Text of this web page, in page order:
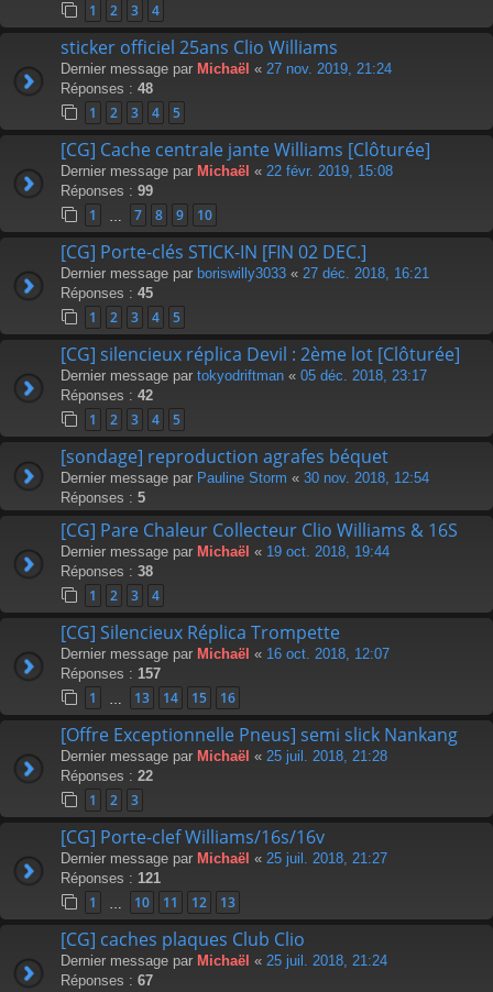
1 2 3 4
sticker officiel 25ans Clio Williams
Dernier message par Michaël « 27 nov. 2019, 21:24
Réponses : 48
1 2 3 4 5
[CG] Cache centrale jante Williams [Clôturée]
Dernier message par Michaël « 22 févr. 2019, 15:08
Réponses : 99
1 7 8 9 10
[CG] Porte-clés STICK-IN [FIN 02 DEC.]
Dernier message par boriswilly3033 « 27 déc. 2018, 16:21
Réponses : 45
1 2 3 4 5
[CG] silencieux réplica Devil : 2ème lot [Clôturée]
Dernier message par tokyodriftman « 05 déc. 2018, 23:17
Réponses : 42
1 2 3 4 5
[sondage] reproduction agrafes béquet
Dernier message par Pauline Storm « 30 nov. 2018, 12:54
Réponses : 5
[CG] Pare Chaleur Collecteur Clio Williams & 16S
Dernier message par Michaël « 19 oct. 2018, 19:44
Réponses : 38
1 2 3 4
[CG] Silencieux Réplica Trompette
Dernier message par Michaël « 16 oct. 2018, 12:07
Réponses : 157
1 13 14 15 16
[Offre Exceptionnelle Pneus] semi slick Nankang
Dernier message par Michaël « 25 juil. 2018, 21:28
Réponses : 22
1 2 3
[CG] Porte-clef Williams/16s/16v
Dernier message par Michaël « 25 juil. 2018, 21:27
Réponses : 121
1 10 11 12 13
[CG] caches plaques Club Clio
Dernier message par Michaël « 25 juil. 2018, 21:24
Réponses : 67